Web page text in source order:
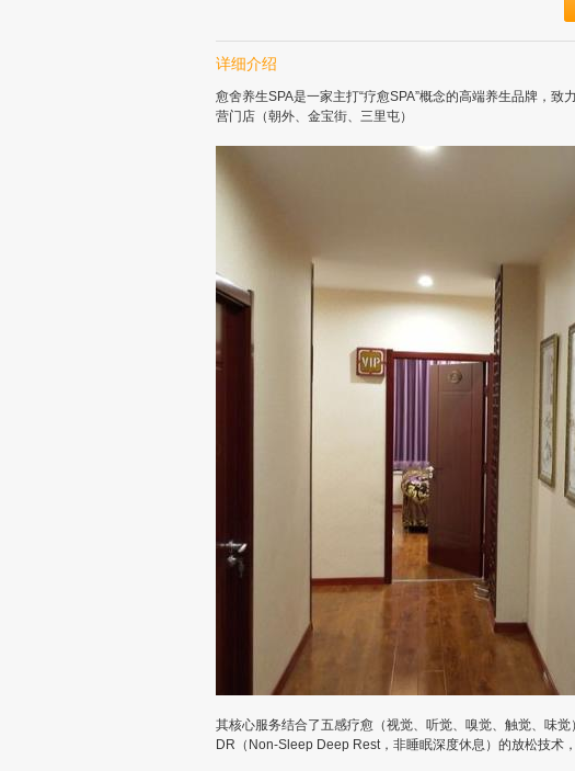
详细介绍
愈舍养生SPA‌是一家主打“疗愈SPA”概念的高端养生品牌，
营门店（朝外、金宝街、三里屯）
其核心服务结合了‌五感疗愈‌（视觉、听觉、嗅觉、触觉、味
DR‌（Non-Sleep Deep Rest，非睡眠深度休息）的放松技术